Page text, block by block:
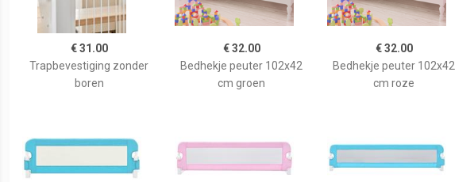
€ 31.00
Trapbevestiging zonder
boren
€ 32.00
Bedhekje peuter 102x42
cm groen
€ 32.00
Bedhekje peuter 102x42
cm roze